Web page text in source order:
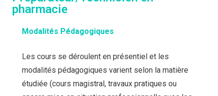
pharmacie
Modalités Pédagogiques
Les cours se déroulent en présentiel et les
modalités pédagogiques varient selon la matière
étudiée (cours magistral, travaux pratiques ou